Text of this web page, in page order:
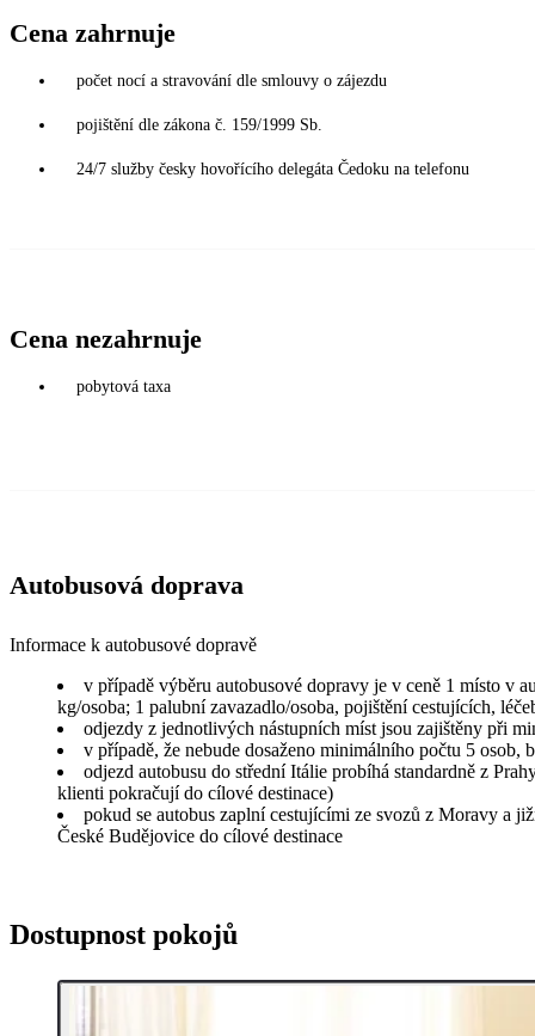
Cena zahrnuje
počet nocí a stravování dle smlouvy o zájezdu
pojištění dle zákona č. 159/1999 Sb.
24/7 služby česky hovořícího delegáta Čedoku na telefonu
Cena nezahrnuje
pobytová taxa
Autobusová doprava
Informace k autobusové dopravě
v případě výběru autobusové dopravy je v ceně 1 místo v
kg/osoba; 1 palubní zavazadlo/osoba, pojištění cestujících,
odjezdy z jednotlivých nástupních míst jsou zajištěny při
v případě, že nebude dosaženo minimálního počtu 5 osob,
odjezd autobusu do střední Itálie probíhá standardně z
klienti pokračují do cílové destinace)
pokud se autobus zaplní cestujícími ze svozů z Moravy a
České Budějovice do cílové destinace
Dostupnost pokojů